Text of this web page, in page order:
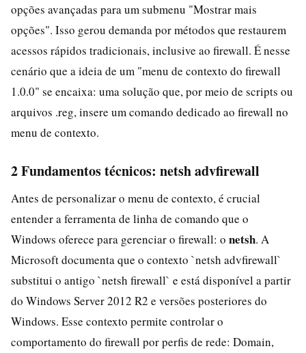
opções avançadas para um submenu "Mostrar mais
opções". Isso gerou demanda por métodos que restaurem
acessos rápidos tradicionais, inclusive ao firewall. É nesse
cenário que a ideia de um "menu de contexto do firewall
1.0.0" se encaixa: uma solução que, por meio de scripts ou
arquivos .reg, insere um comando dedicado ao firewall no
menu de contexto.
2 Fundamentos técnicos: netsh advfirewall
Antes de personalizar o menu de contexto, é crucial
entender a ferramenta de linha de comando que o
Windows oferece para gerenciar o firewall: o netsh. A
Microsoft documenta que o contexto `netsh advfirewall`
substitui o antigo `netsh firewall` e está disponível a partir
do Windows Server 2012 R2 e versões posteriores do
Windows. Esse contexto permite controlar o
comportamento do firewall por perfis de rede: Domain,